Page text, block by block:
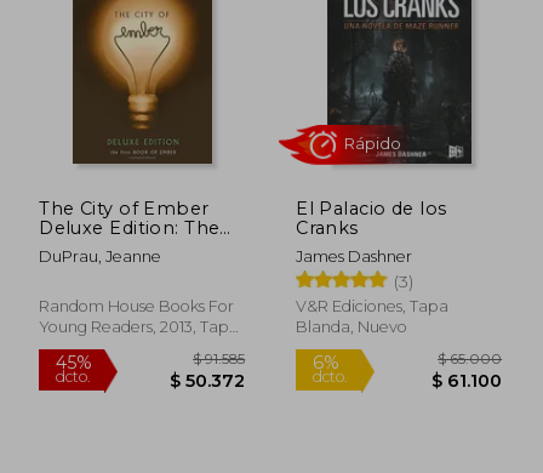
6%
dcto.
The City of Ember
Deluxe Edition: The
First Book of Ember
(en Inglés)
DuPrau, Jeanne
Random House Books For
Young Readers, 2013, Tapa
Blanda, Nuevo
El Palacio de los
Cranks
James Dashner
(3)
V&R Ediciones, Tapa
Blanda, Nuevo